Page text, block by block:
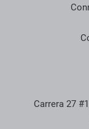
Carrera 27